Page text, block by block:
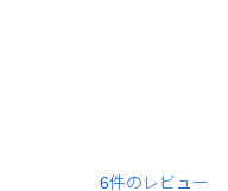
6件のレビュー